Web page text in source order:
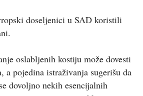
doseljenici u SAD koristili
oslabljenih kostiju može dovesti
a pojedina istraživanja sugerišu da
dovoljno nekih esencijalnih